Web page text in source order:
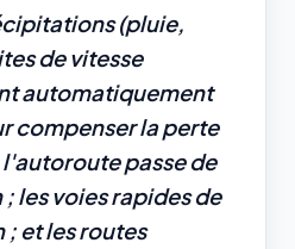
(pluie,
de vitesse
automatiquement
compenser la perte
passe de
; les voies rapides de
; et les routes